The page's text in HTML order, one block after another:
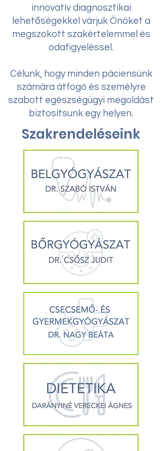
innovatív diagnosztikai
lehetőségekkel várjuk Önöket a
megszokott szakértelemmel és
odafigyeléssel.
Célunk, hogy minden páciensünk
számára átfogó és személyre
szabott egészségügyi megoldást
biztosítsunk egy helyen.
Szakrendeléseink